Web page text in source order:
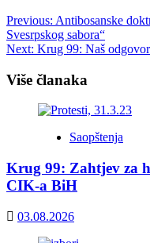
Post
navigation
Previous: Antibosanske
Svesrpskog sabora“
Next: Krug 99: Naš
Više članaka
Saopštenja
Krug 99: Zahtjev za
CIK-a BiH
03.08.2026